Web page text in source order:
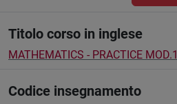
Titolo corso in inglese
MATHEMATICS - PRACTICE MOD.1
Codice insegnamento